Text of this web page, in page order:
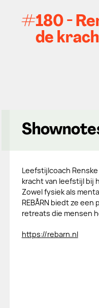
#180 -
de
Leefstijlcoach
kracht van leefstijl bij
Zowel fysiek als
REBÅRN biedt ze
retreats die mensen
https://rebarn.nl